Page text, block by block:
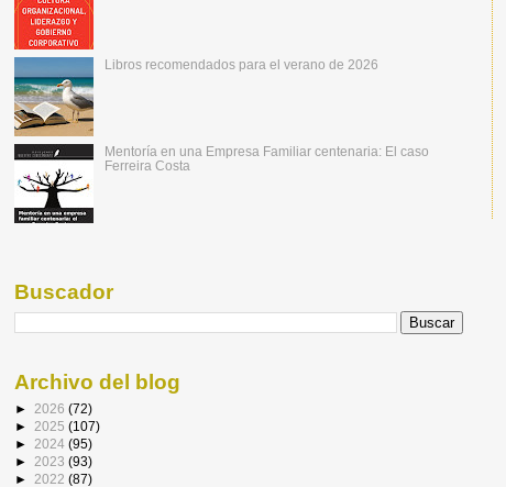
Libros recomendados para el verano de 2026
Mentoría en una Empresa Familiar centenaria: El caso
Ferreira Costa
Buscador
Archivo del blog
► 2026 (72)
► 2025 (107)
► 2024 (95)
► 2023 (93)
► 2022 (87)